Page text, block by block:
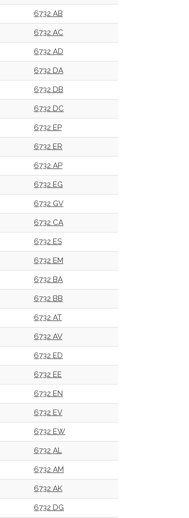
6732 AB
6732 AC
6732 AD
6732 DA
6732 DB
6732 DC
6732 EP
6732 ER
6732 AP
6732 EG
6732 GV
6732 CA
6732 ES
6732 EM
6732 BA
6732 BB
6732 AT
6732 AV
6732 ED
6732 EE
6732 EN
6732 EV
6732 EW
6732 AL
6732 AM
6732 AK
6732 DG